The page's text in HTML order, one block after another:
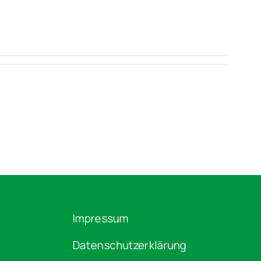
Impressum
Datenschutzerklärung